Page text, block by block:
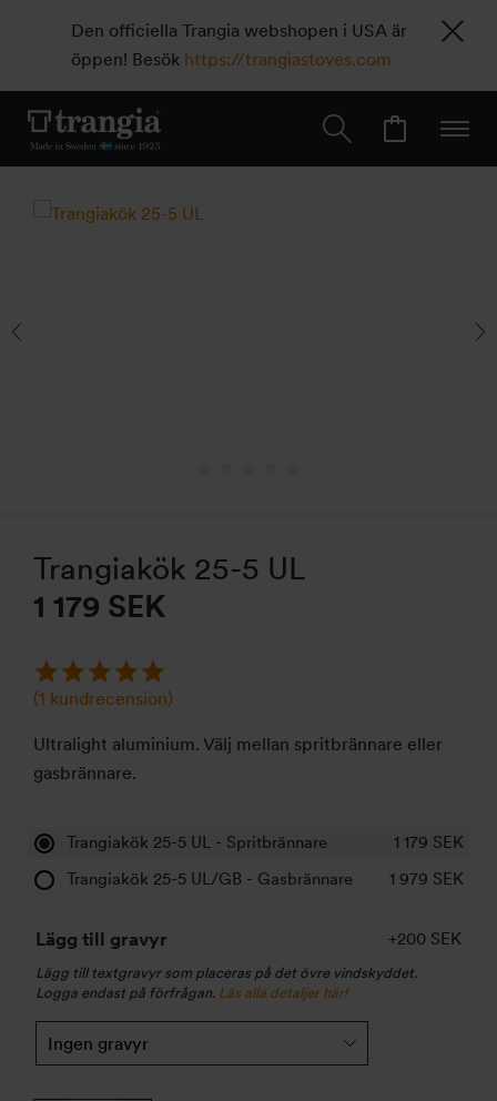
Den officiella Trangia webshopen i USA är
öppen! Besök https://trangiastoves.com
Trangiakök 25-5 UL
1 179 SEK
(1 kundrecension)
Ultralight aluminium. Välj mellan spritbrännare eller
gasbrännare.
Trangiakök 25-5 UL - Spritbrännare 1 179 SEK
Trangiakök 25-5 UL/GB - Gasbrännare
1 979 SEK
Lägg till gravyr +200 SEK
Lägg till textgravyr som placeras på det övre vindskyddet.
Logga endast på förfrågan. Läs alla detaljer här!